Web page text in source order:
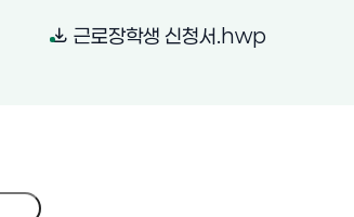
근로장학생 신청서.hwp